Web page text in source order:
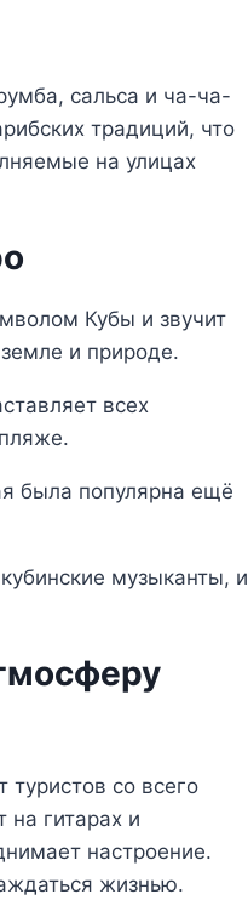
сальса и ча-ча-
традиций, что
на улицах
Кубы и звучит
и природе.
всех
была популярна ещё
музыканты, и
со всего
гитарах и
настроение.
жизнью.